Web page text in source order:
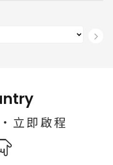
立即啟程